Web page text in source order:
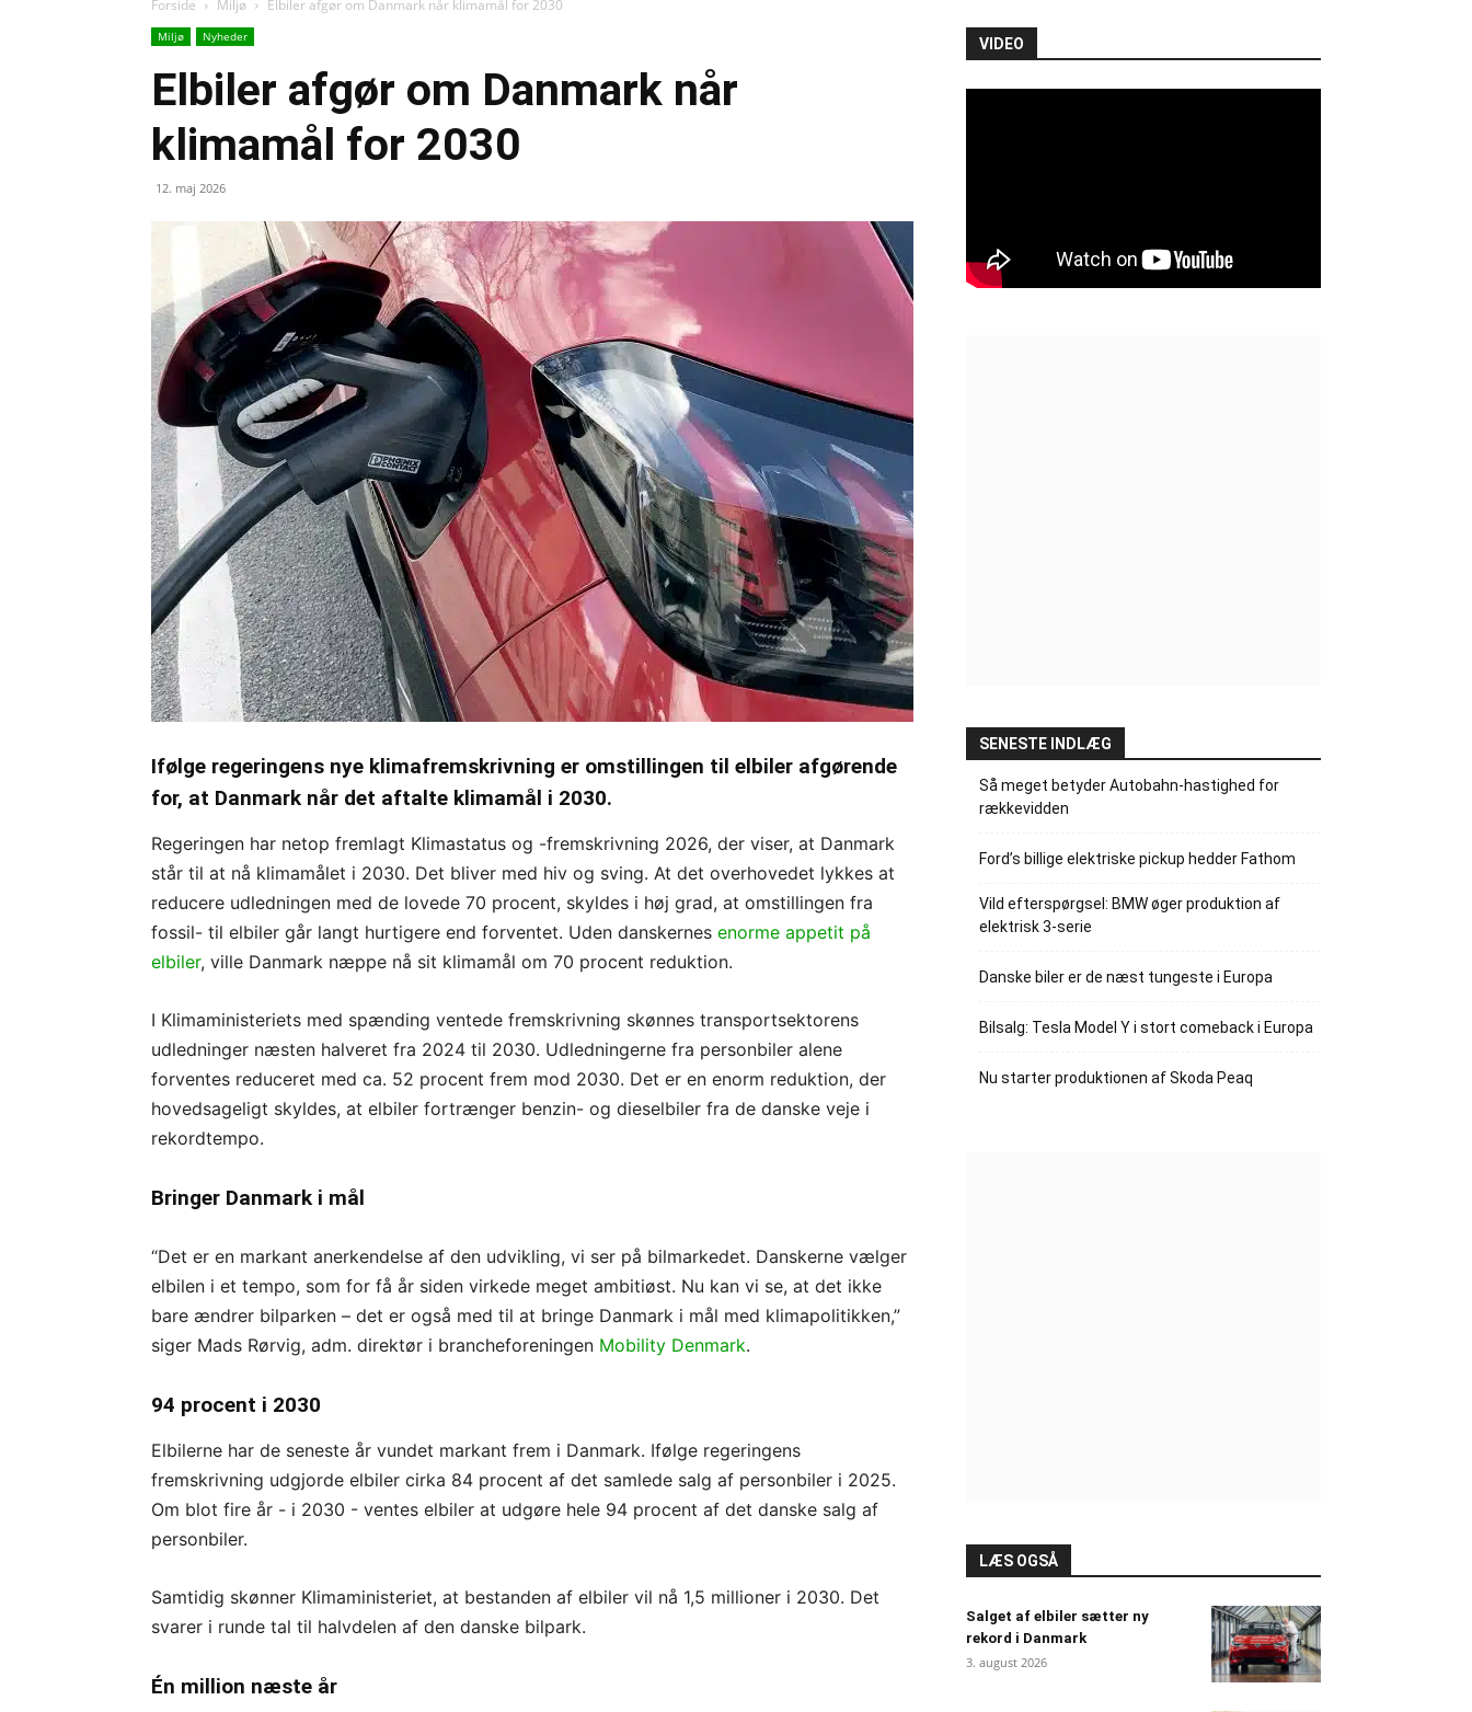
Forside Miljø Elbiler afgør om Danmark når klimamål for 2030
Miljø Nyheder
Elbiler afgør om Danmark når
klimamål for 2030
12. maj 2026
Ifølge regeringens nye klimafremskrivning er omstillingen til elbiler afgørende
for, at Danmark når det aftalte klimamål i 2030.
Regeringen har netop fremlagt Klimastatus og -fremskrivning 2026, der viser, at Danmark
står til at nå klimamålet i 2030. Det bliver med hiv og sving. At det overhovedet lykkes at
reducere udledningen med de lovede 70 procent, skyldes i høj grad, at omstillingen fra
fossil- til elbiler går langt hurtigere end forventet. Uden danskernes enorme appetit på
elbiler, ville Danmark næppe nå sit klimamål om 70 procent reduktion.
I Klimaministeriets med spænding ventede fremskrivning skønnes transportsektorens
udledninger næsten halveret fra 2024 til 2030. Udledningerne fra personbiler alene
forventes reduceret med ca. 52 procent frem mod 2030. Det er en enorm reduktion, der
hovedsageligt skyldes, at elbiler fortrænger benzin- og dieselbiler fra de danske veje i
rekordtempo.
Bringer Danmark i mål
“Det er en markant anerkendelse af den udvikling, vi ser på bilmarkedet. Danskerne vælger
elbilen i et tempo, som for få år siden virkede meget ambitiøst. Nu kan vi se, at det ikke
bare ændrer bilparken – det er også med til at bringe Danmark i mål med klimapolitikken,”
siger Mads Rørvig, adm. direktør i brancheforeningen Mobility Denmark.
94 procent i 2030
Elbilerne har de seneste år vundet markant frem i Danmark. Ifølge regeringens
fremskrivning udgjorde elbiler cirka 84 procent af det samlede salg af personbiler i 2025.
Om blot fire år - i 2030 - ventes elbiler at udgøre hele 94 procent af det danske salg af
personbiler.
Samtidig skønner Klimaministeriet, at bestanden af elbiler vil nå 1,5 millioner i 2030. Det
svarer i runde tal til halvdelen af den danske bilpark.
Én million næste år
VIDEO
SENESTE INDLÆG
Så meget betyder Autobahn-hastighed for
rækkevidden
Ford’s billige elektriske pickup hedder Fathom
Vild efterspørgsel: BMW øger produktion af
elektrisk 3-serie
Danske biler er de næst tungeste i Europa
Bilsalg: Tesla Model Y i stort comeback i Europa
Nu starter produktionen af Skoda Peaq
LÆS OGSÅ
Salget af elbiler sætter ny
rekord i Danmark
3. august 2026